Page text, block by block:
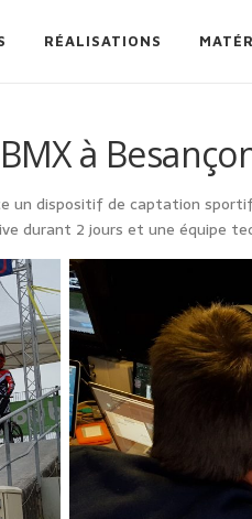
RÉALISATIONS
à
un dispositif de captation
durant 2 jours et une équipe